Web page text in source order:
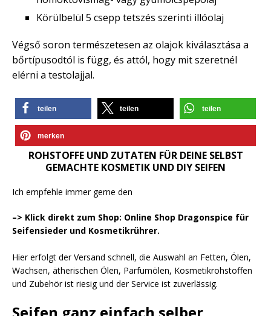
Körülbelül 5 csepp tetszés szerinti illóolaj
Végső soron természetesen az olajok kiválasztása a
bőrtípusodtól is függ, és attól, hogy mit szeretnél
elérni a testolajjal.
teilen teilen teilen
merken
ROHSTOFFE UND ZUTATEN FÜR DEINE SELBST
GEMACHTE KOSMETIK UND DIY SEIFEN
Ich empfehle immer gerne den
–> Klick direkt zum Shop: Online Shop Dragonspice für
Seifensieder und Kosmetikrührer.
Hier erfolgt der Versand schnell, die Auswahl an Fetten, Ölen,
Wachsen, ätherischen Ölen, Parfumölen, Kosmetikrohstoffen
und Zubehör ist riesig und der Service ist zuverlässig.